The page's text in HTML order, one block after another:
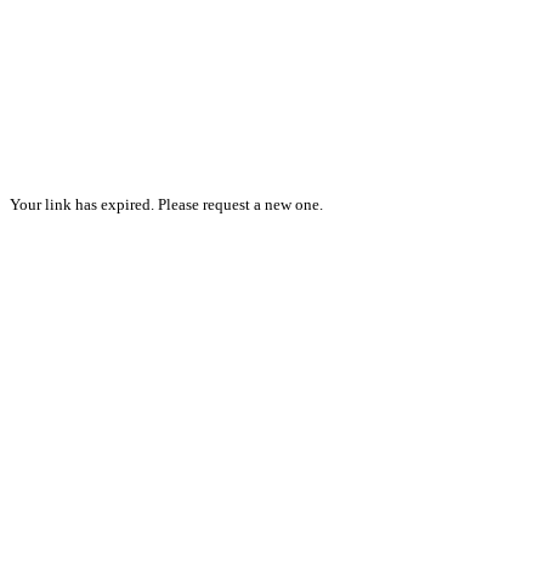
Your link has expired. Please request a new one.